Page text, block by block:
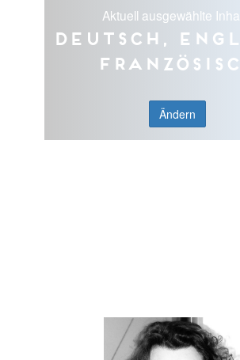
Aktuell ausgewählte
Deutsch,
Ändern